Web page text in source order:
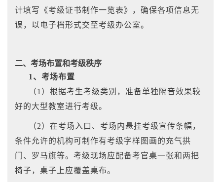
计填写《考级证书制作一览表》，确保各项信息无
误，以电子档形式交至考级办公室。
二、考场布置和考级秩序
1、考场布置
（1）根据考生考级类别，准备单独隔音效果较
好的大型教室进行考级。
（2）在考场入口、考场内悬挂考级宣传条幅，
条件允许的机构可制作有考级字样图画的充气拱
门、罗马旗等。考级现场应配备考官桌一张和两把
椅子，桌子上应覆盖桌布。